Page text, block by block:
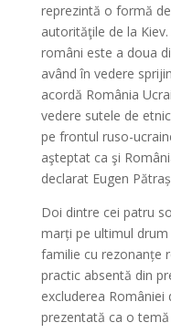
reprezintă o formă
autorităţile de la
români este a doua
având în vedere
acordă România
vedere sutele de
pe frontul ruso-
aşteptat ca şi
declarat Eugen
Doi dintre cei patru
marți pe ultimul drum
familie cu rezonanțe
practic absentă din
excluderea României
prezentată ca o